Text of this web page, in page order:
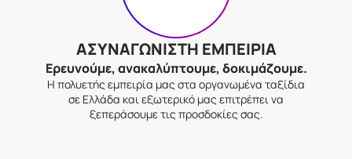
ΑΣΥΝΑΓΩΝΙΣΤΗ ΕΜΠΕΙΡΙΑ
Ερευνούμε, ανακαλύπτουμε, δοκιμάζουμε.
Η πολυετής εμπειρία μας στα οργανωμένα ταξίδια
σε Ελλάδα και εξωτερικό μας επιτρέπει να
ξεπεράσουμε τις προσδοκίες σας.